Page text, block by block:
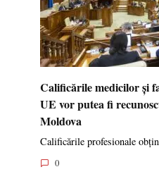
FOTO// PCRM va
în fața Parlamentului și
alăture: ”Ajunge să
Partidul Comuniștilor din
0